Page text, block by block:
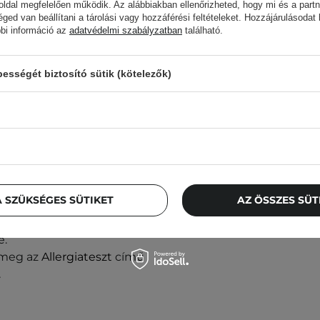
a termék hasznos
és gyengéden
a további bőrápolási
szándékos megoldás
az Allergiateszt című
3 450,00 Ft
megfelelően működik. Az alábbiakban ellenőrizheted, hogy mi és a
van beállítani a tárolási vagy hozzáférési feltételeket.
információ az adatvédelmi szabályzatban található.
biztosító sütik (kötelezők)
SÜTIKET AZ ÖSSZES